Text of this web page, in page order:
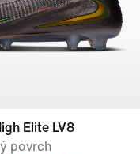
Elite LV8
povrch